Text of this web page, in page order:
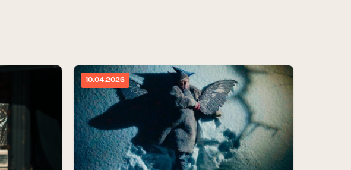
10.04.2026